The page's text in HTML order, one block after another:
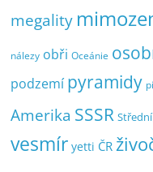
megality
nálezy obři Oceánie
podzemí pyramidy
Amerika SSSR
vesmír yetti ČR